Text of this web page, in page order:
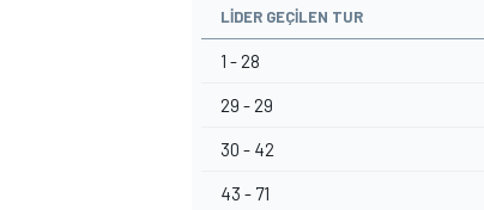
LIDER GEÇILEN TUR
1 - 28
29 - 29
30 - 42
43 - 71